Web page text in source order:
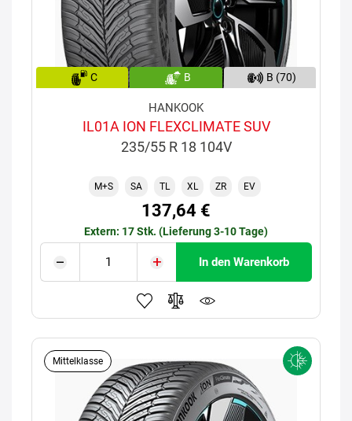
C B B (70)
HANKOOK
IL01A ION FLEXCLIMATE SUV
235/55 R 18 104V
M+S SA TL XL ZR EV
137,64 €
Extern: 17 Stk. (Lieferung 3-10 Tage)
In den Warenkorb
Mittelklasse